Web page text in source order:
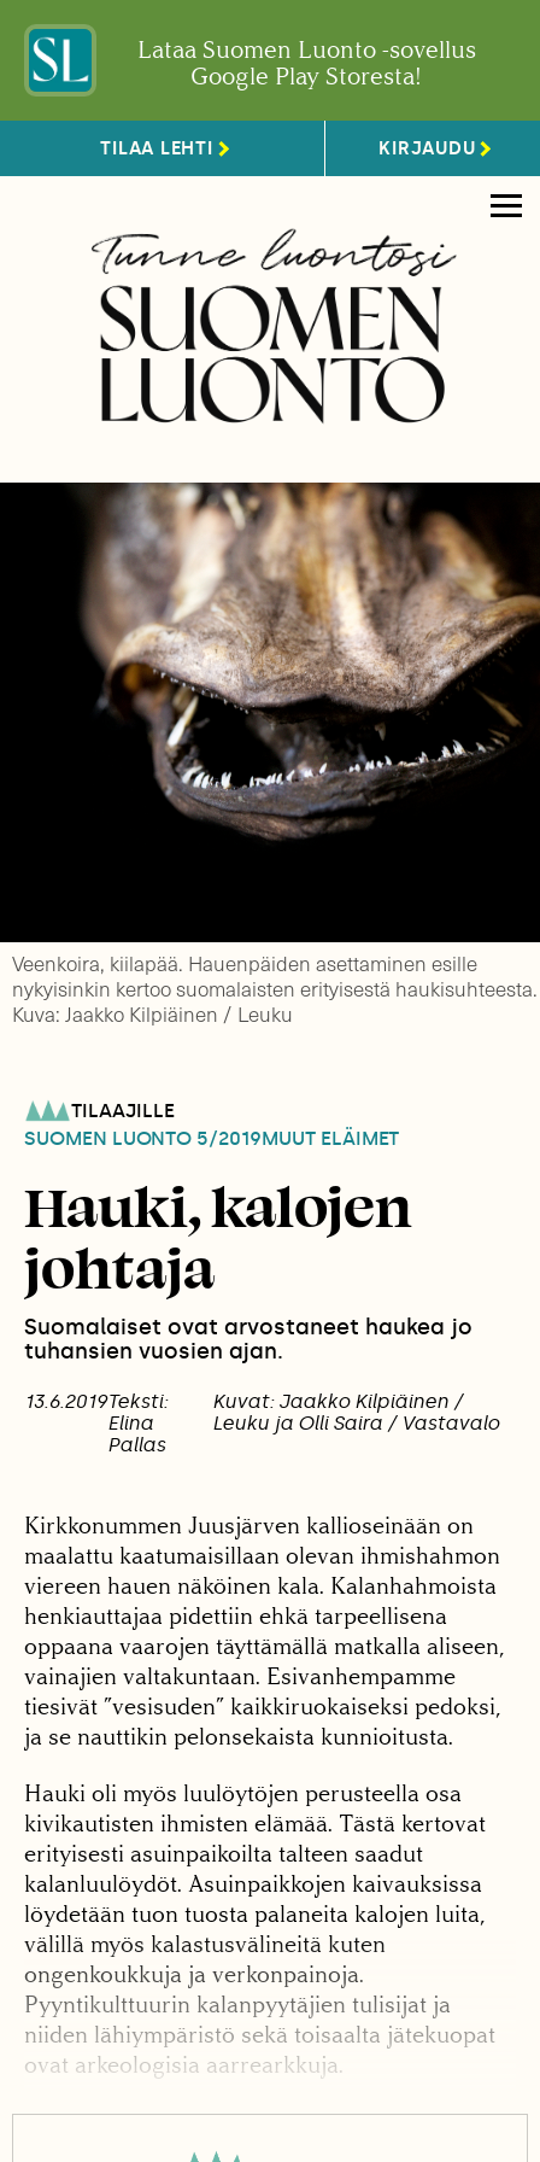
Lataa Suomen Luonto -sovellus
Google Play Storesta!
TILAA LEHTI KIRJAUDU
Veenkoira, kiilapää. Hauenpäiden asettaminen esille
nykyisinkin kertoo suomalaisten erityisestä haukisuhteesta.
Kuva: Jaakko Kilpiäinen / Leuku
TILAAJILLE
SUOMEN LUONTO 5/2019MUUT ELÄIMET
Hauki, kalojen
johtaja
Suomalaiset ovat arvostaneet haukea jo
tuhansien vuosien ajan.
13.6.2019Teksti:
Elina
Pallas
Kuvat: Jaakko Kilpiäinen /
Leuku ja Olli Saira / Vastavalo
Kirkkonummen Juusjärven kallioseinään on
maalattu kaatumaisillaan olevan ihmishahmon
viereen hauen näköinen kala. Kalanhahmoista
henkiauttajaa pidettiin ehkä tarpeellisena
oppaana vaarojen täyttämällä matkalla aliseen,
vainajien valtakuntaan. Esivanhempamme
tiesivät ”vesisuden” kaikkiruokaiseksi pedoksi,
ja se nauttikin pelonsekaista kunnioitusta.
Hauki oli myös luulöytöjen perusteella osa
kivikautisten ihmisten elämää. Tästä kertovat
erityisesti asuinpaikoilta talteen saadut
kalanluulöydöt. Asuinpaikkojen kaivauksissa
löydetään tuon tuosta palaneita kalojen luita,
välillä myös kalastusvälineitä kuten
ongenkoukkuja ja verkonpainoja.
Pyyntikulttuurin kalanpyytäjien tulisijat ja
niiden lähiympäristö sekä toisaalta jätekuopat
ovat arkeologisia aarrearkkuja.
Suurin osa kalojen luista löytyy niistä, yleensä
tosin nuppineulan pään kokoisina murusina.